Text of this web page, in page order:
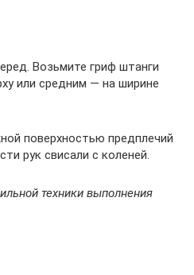
Возьмите гриф штанги
или средним — на ширине
поверхностью предплечий
рук свисали с коленей.
техники выполнения